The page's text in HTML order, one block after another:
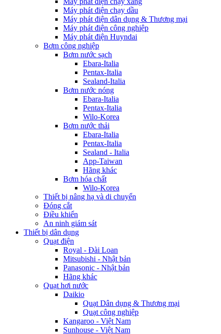
Máy phát điện chạy dầu
Máy phát điện dân dụng & Thương mại
Máy phát điện công nghiệp
Máy phát điện Huyndai
Bơm công nghiệp
Bơm nước sạch
Ebara-Italia
Pentax-Italia
Sealand-Italia
Bơm nước nóng
Ebara-Italia
Pentax-Italia
Wilo-Korea
Bơm nước thải
Ebara-Italia
Pentax-Italia
Sealand - Italia
App-Taiwan
Hãng khác
Bơm hóa chất
Wilo-Korea
Thiết bị nâng hạ và di chuyển
Đóng cắt
Điều khiển
An ninh giám sát
Thiết bị dân dụng
Quạt điện
Royal - Đài Loan
Mitsubishi - Nhật bản
Panasonic - Nhật bản
Hãng khác
Quạt hơi nước
Daikio
Quạt Dân dụng & Thương mại
Quạt công nghiệp
Kangaroo - Việt Nam
Sunhouse - Việt Nam